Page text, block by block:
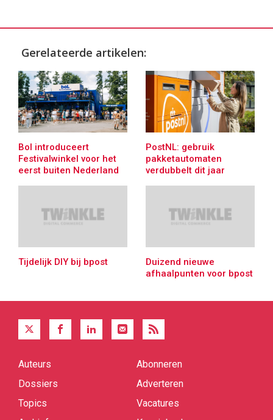
Gerelateerde artikelen:
Bol introduceert
Festivalwinkel voor het
eerst buiten Nederland
PostNL: gebruik
pakketautomaten
verdubbelt dit jaar
Tijdelijk DIY bij bpost
Duizend nieuwe
afhaalpunten voor bpost
Quick
Auteurs
Dossiers
Topics
Abonneren
Adverteren
Vacatures